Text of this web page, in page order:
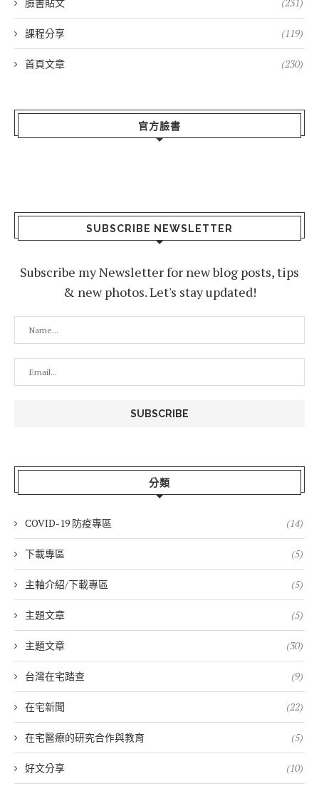
臉書貼文 (231)
課程分享 (119)
首頁文章 (230)
官方臉書
SUBSCRIBE NEWSLETTER
Subscribe my Newsletter for new blog posts, tips
& new photos. Let's stay updated!
分類
COVID-19 防疫專區 (14)
下載專區 (5)
主軸介紹/下載專區 (5)
主題文章 (5)
主題文章 (30)
台灣在宅踏查 (9)
在宅新聞 (22)
在宅醫療的研究合作與教育 (5)
好文分享 (10)